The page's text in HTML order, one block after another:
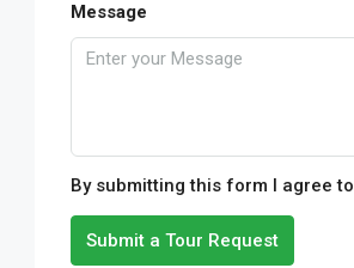
Message
By submitting this form I agree to
Submit a Tour Request